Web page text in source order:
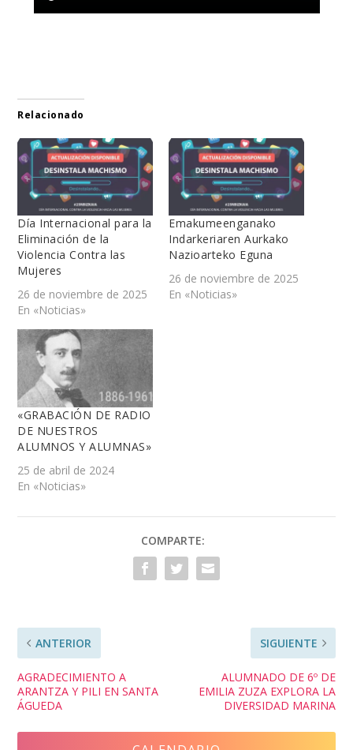
Relacionado
Día Internacional para la
Eliminación de la
Violencia Contra las
Mujeres
26 de noviembre de 2025
En «Noticias»
Emakumeenganako
Indarkeriaren Aurkako
Nazioarteko Eguna
26 de noviembre de 2025
En «Noticias»
«GRABACIÓN DE RADIO
DE NUESTROS
ALUMNOS Y ALUMNAS»
25 de abril de 2024
En «Noticias»
COMPARTE:
ANTERIOR
AGRADECIMIENTO A
ARANTZA Y PILI EN SANTA
ÁGUEDA
SIGUIENTE
ALUMNADO DE 6º DE
EMILIA ZUZA EXPLORA LA
DIVERSIDAD MARINA